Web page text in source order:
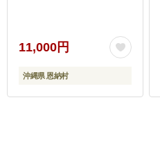
11,000円
沖縄県 恩納村